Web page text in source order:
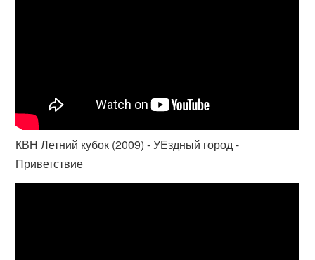
КВН Летний кубок (2009) - УЕздный город -
Приветствие